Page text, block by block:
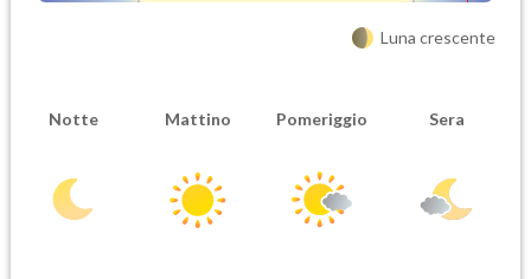
Luna crescente
Notte Mattino Pomeriggio Sera